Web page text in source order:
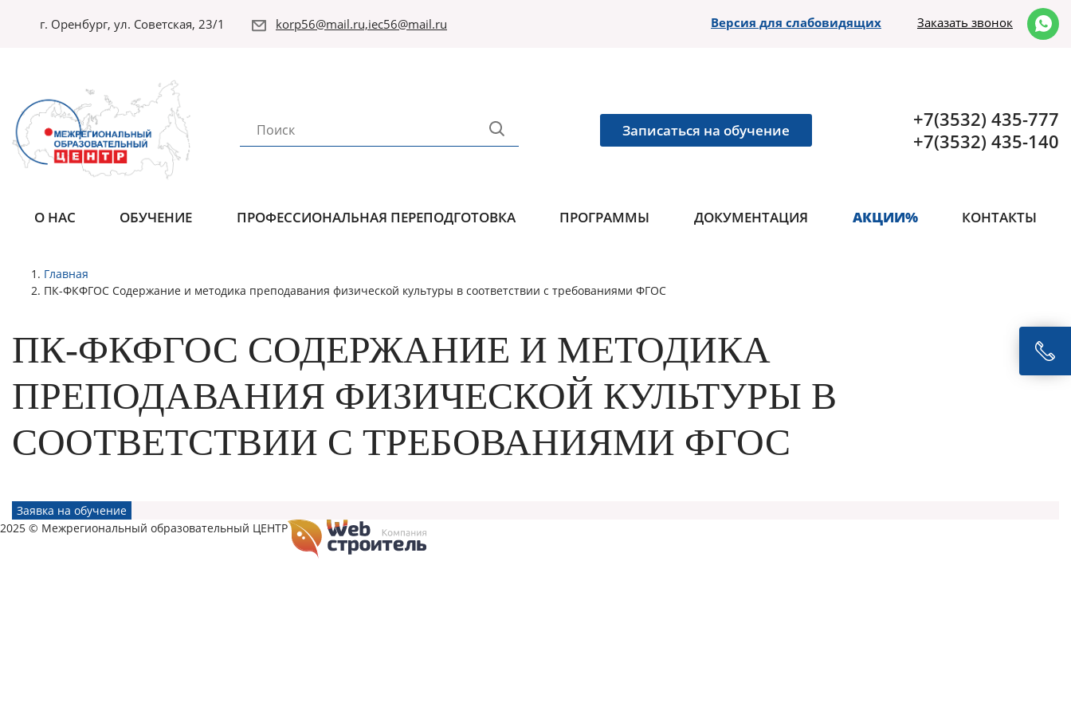
г. Оренбург, ул. Советская, 23/1 korp56@mail.ru,iec56@mail.ru Версия для слабовидящих Заказать звонок
Записаться на обучение
+7(3532) 435-777
+7(3532) 435-140
О НАС ОБУЧЕНИЕ ПРОФЕССИОНАЛЬНАЯ ПЕРЕПОДГОТОВКА ПРОГРАММЫ ДОКУМЕНТАЦИЯ АКЦИИ% КОНТАКТЫ
Главная
ПК-ФКФГОС Содержание и методика преподавания физической культуры в соответствии с требованиями ФГОС
ПК-ФКФГОС СОДЕРЖАНИЕ И МЕТОДИКА
ПРЕПОДАВАНИЯ ФИЗИЧЕСКОЙ КУЛЬТУРЫ В
СООТВЕТСТВИИ С ТРЕБОВАНИЯМИ ФГОС
Заявка на обучение
2025 © Межрегиональный образовательный ЦЕНТР